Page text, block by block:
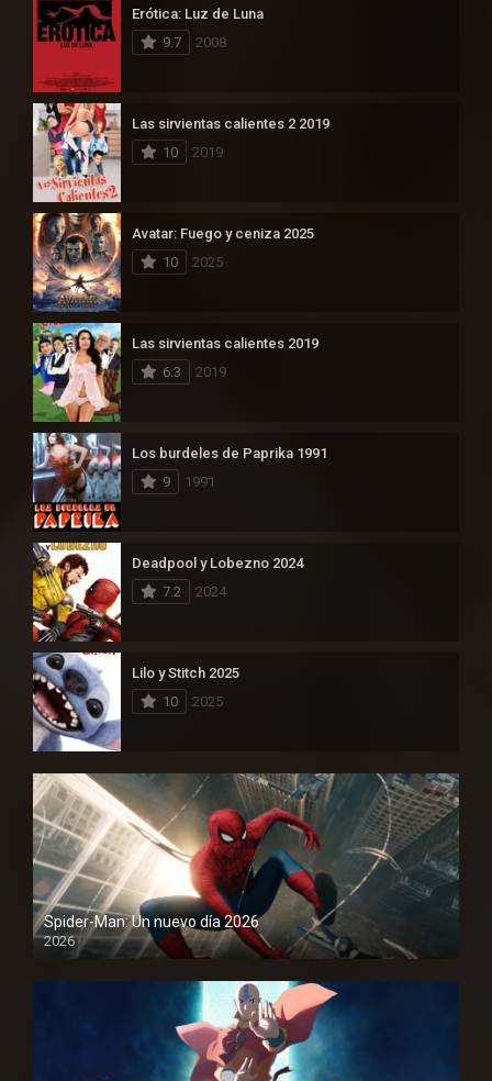
Erótica: Luz de Luna
9.7
2008
Las sirvientas calientes 2 2019
10
2019
Avatar: Fuego y ceniza 2025
10
2025
Las sirvientas calientes 2019
6.3
2019
Los burdeles de Paprika 1991
9
1991
Deadpool y Lobezno 2024
7.2
2024
Lilo y Stitch 2025
10
2025
Spider-Man: Un nuevo día 2026
2026
1080P